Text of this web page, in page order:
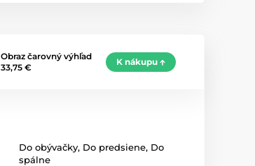
Obraz čarovný výhľad
33,75 €
K nákupu
Do obývačky, Do predsiene, Do
spálne